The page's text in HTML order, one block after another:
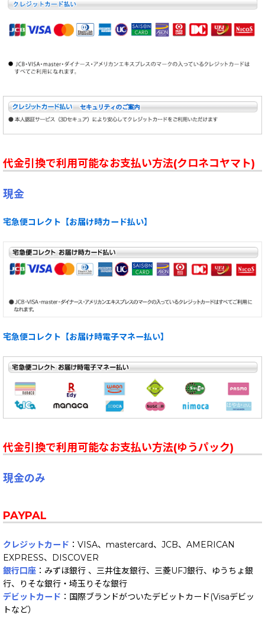
代金引換で利用可能なお支払い方法(クロネコヤマト)
現金
宅急便コレクト【お届け時カード払い】
宅急便コレクト【お届け時電子マネー払い】
代金引換で利用可能なお支払い方法(ゆうパック)
現金のみ
PAYPAL
クレジットカード ：VISA、mastercard、JCB、AMERICAN
EXPRESS、DISCOVER
銀行口座 ：みずほ銀行 、三井住友銀行、三菱UFJ銀行、ゆうちょ銀
行、りそな銀行・埼玉りそな銀行
デビットカード ：国際ブランドがついたデビットカード(Visaデビッ
トなど）